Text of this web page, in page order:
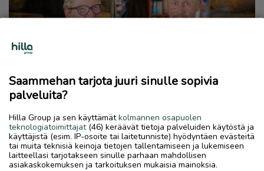
Kafea Gufihtar on parhaita
burgereita ja hyvää kahvia – Myös
kullankaivuun voi aloittaa sieltä
Saammehan tarjota juuri sinulle sopivia
palveluita?
Hilla Group ja sen käyttämätkolmannen osapuolen
teknologiatoimittajat(46) keräävät tietoja palveluiden käytöstä ja
käyttäjistä (esim. IP-osoite tai laitetunniste) hyödyntäen evästeitä
tai muita teknisiä keinoja tietojen tallentamiseen ja lukemiseen
laitteellasi tarjotakseen sinulle parhaan mahdollisen
asiakaskokemuksen ja tarkoituksen mukaisia mainoksia.